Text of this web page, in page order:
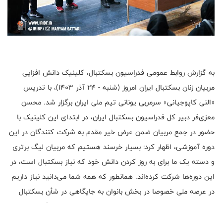
به گزارش روابط عمومی فدراسیون بسکتبال، کلینیک دانش افزایی
مربیان زنان بسکتبال ایران امروز (شنبه - ۲۴ آذر ۱۴۰۳)، با تدریس
«النی کاپوجیانی» سرمربی یونانی تیم ملی ایران برگزار شد. محسن
معزی‌فر دبیر کل فدراسیون بسکتبال ایران، در ابتدای این کلینیک با
حضور در جمع مربیان ضمن عرض خیر مقدم به شرکت کنندگان در این
دوره آموزشی، اظهار کرد: بسیار خرسند هستیم که مربیان لیگ برتری
و دسته یک ما برای به روز کردن دانش خود که نیاز بسکتبال است، در
این دوره‌ها شرکت کرده‌اند. همانطور که همه شما می‌دانید نیاز داریم
در عرصه ملی خصوصا در بخش بانوان به جایگاهی در شأن بسکتبال